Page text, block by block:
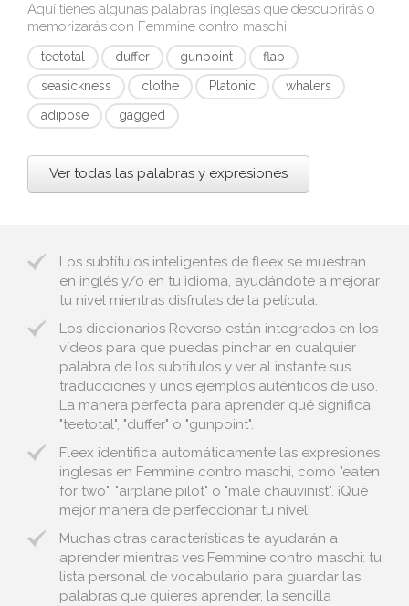
Aquí tienes algunas palabras inglesas que descubrirás o
memorizarás con Femmine contro maschi:
teetotal duffer gunpoint
flab
seasickness
clothe Platonic
whalers
adipose
gagged
Ver todas las palabras y expresiones
Los subtítulos inteligentes de fleex se muestran
en inglés y/o en tu idioma, ayudándote a mejorar
tu nivel mientras disfrutas de la película.
Los diccionarios Reverso están integrados en los
vídeos para que puedas pinchar en cualquier
palabra de los subtítulos y ver al instante sus
traducciones y unos ejemplos auténticos de uso.
La manera perfecta para aprender qué significa
"teetotal", "duffer" o "gunpoint".
Fleex identifica automáticamente las expresiones
inglesas en Femmine contro maschi, como "eaten
for two", "airplane pilot" o "male chauvinist". ¡Qué
mejor manera de perfeccionar tu nivel!
Muchas otras características te ayudarán a
aprender mientras ves Femmine contro maschi: tu
lista personal de vocabulario para guardar las
palabras que quieres aprender, la sencilla